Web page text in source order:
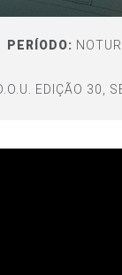
PERÍODO:
EDIÇÃO 30,